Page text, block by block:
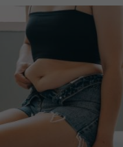
lovește puternic
diabet sau grăsime